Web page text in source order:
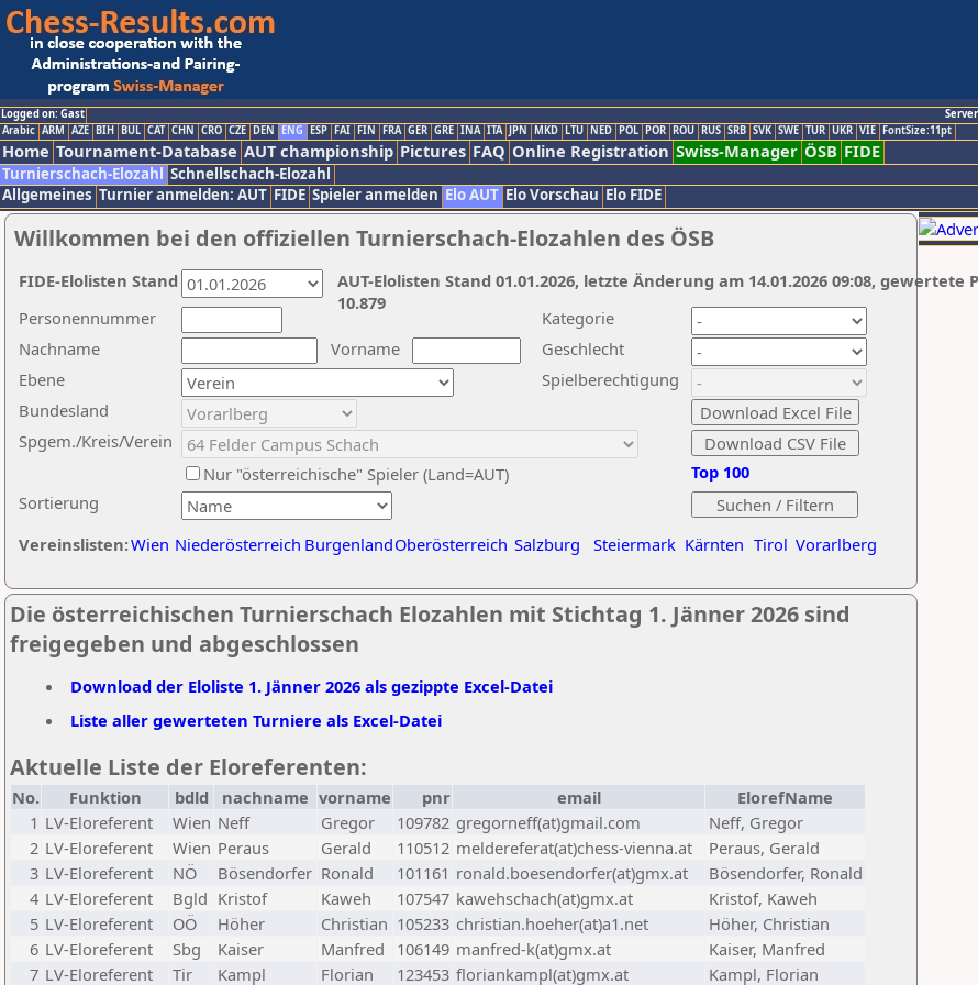
Logged on: Gast
Arabic ARM AZE BIH BUL CAT CHN CRO CZE DEN ENG ESP FAI FIN FRA GER GRE INA ITA JPN MKD LTU NED POL POR ROU RUS SRB SVK SWE TUR UKR VIE FontSize:11pt
Home Tournament-Database AUT championship Pictures FAQ Online Registration Swiss-Manager ÖSB FIDE
Turnierschach-Elozahl Schnellschach-Elozahl
Allgemeines Turnier anmelden: AUT FIDE Spieler anmelden Elo AUT Elo Vorschau Elo FIDE
Willkommen bei den offiziellen Turnierschach-Elozahlen des ÖSB
Nachname
Vorname
Ebene
Kategorie
Sortierung
Personennummer
Bundesland
Spgem./Kreis/Verein
Geschlecht
Nur "österreichische" Spieler (Land=AUT)
Spielberechtigung
Vereinslisten:Wien Niederösterreich BurgenlandOberösterreich Salzburg Steiermark Kärnten Tirol Vorarlberg
Top 100
AUT-Elolisten Stand 01.01.2026, letzte Änderung am 14.01.2026 09:08, gewertete
10.879
FIDE-Elolisten Stand
Die österreichischen Turnierschach Elozahlen mit Stichtag 1. Jänner 2026 sind
freigegeben und abgeschlossen
Download der Eloliste 1. Jänner 2026 als gezippte Excel-Datei
Liste aller gewerteten Turniere als Excel-Datei
Aktuelle Liste der Eloreferenten:
No. Funktion bdld nachname vorname pnr email
ElorefName
1 LV-Eloreferent Wien Neff Gregor 109782 gregorneff(at)gmail.com
Neff, Gregor
2 LV-Eloreferent Wien Peraus Gerald 110512 meldereferat(at)chess-vienna.at
Peraus, Gerald
3 LV-Eloreferent NÖ Bösendorfer Ronald 101161 ronald.boesendorfer(at)gmx.at
Bösendorfer, Ronald
4 LV-Eloreferent Bgld Kristof Kaweh 107547 kawehschach(at)gmx.at
Kristof, Kaweh
5 LV-Eloreferent OÖ Höher Christian 105233 christian.hoeher(at)a1.net
Höher, Christian
6 LV-Eloreferent Sbg Kaiser Manfred 106149 manfred-k(at)gmx.at
Kaiser, Manfred
7 LV-Eloreferent Tir Kampl Florian 123453 floriankampl(at)gmx.at Kampl, Florian